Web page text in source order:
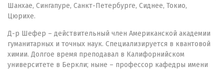
Шанхае, Сингапуре, Санкт-Петербурге, Сиднее, Токио,
Цюрихе.
Д-р Шефер – действительный член Американской академии
гуманитарных и точных наук. Специализируется в квантовой
химии. Долгое время преподавал в Калифорнийском
университете в Беркли; ныне – профессор кафедры имени